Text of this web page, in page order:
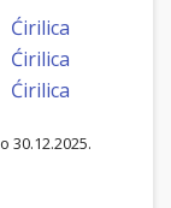
Ćirilica
Ćirilica
Ćirilica
30.12.2025.